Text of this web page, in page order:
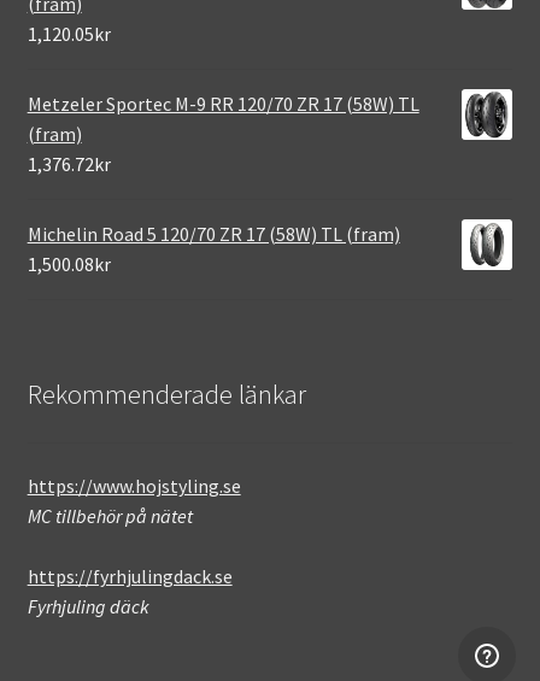
1,120.05kr
Metzeler Sportec M-9 RR 120/70 ZR 17 (58W) TL
(fram)
1,376.72kr
Michelin Road 5 120/70 ZR 17 (58W) TL (fram)
1,500.08kr
Rekommenderade länkar
https://www.hojstyling.se
MC tillbehör på nätet
https://fyrhjulingdack.se
Fyrhjuling däck